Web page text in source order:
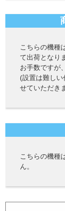
こちらの機種
て出荷となり
お手数ですが
(設置は難し
せていただき
こちらの機種
ん。